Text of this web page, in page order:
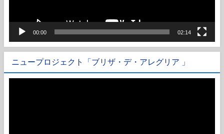
00:00 02:14
ニュープロジェクト「ブリザ・デ・アレグリア 」